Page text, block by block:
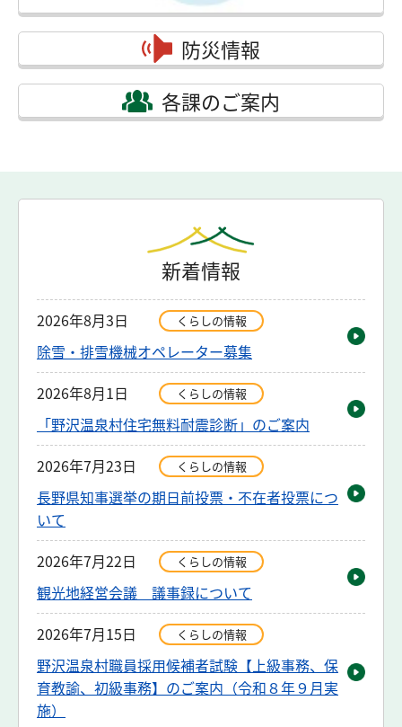
防災情報
各課のご案内
新着情報
2026年8月3日 くらしの情報
除雪・排雪機械オペレーター募集
2026年8月1日
くらしの情報
「野沢温泉村住宅無料耐震診断」のご案内
2026年7月23日
くらしの情報
長野県知事選挙の期日前投票・不在者投票につ
いて
2026年7月22日
くらしの情報
観光地経営会議 議事録について
2026年7月15日
くらしの情報
野沢温泉村職員採用候補者試験【上級事務、保
育教諭、初級事務】のご案内（令和８年９月実
施）